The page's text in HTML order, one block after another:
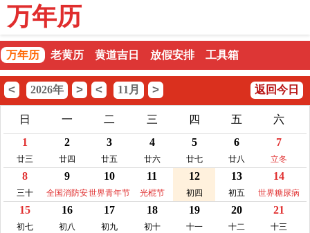
万年历
万年历 老黄历 黄道吉日 放假安排 工具箱
< 2026年 > < 11月 > 返回今日
日 一 二 三 四 五
六
1
廿三
2
廿四
3
廿五
4
廿六
5
廿七
6
廿八
7
立冬
8
三十
9
全国消防安
全宣传教育
日
10
世界青年节
11
光棍节
12
初四
13
初五
14
世界糖尿病
日
15
初七
16
初八
17
初九
18
初十
19
十一
20
十二
21
十三